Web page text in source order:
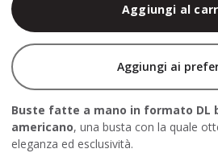
Aggiungi al
Aggiungi ai
Buste fatte a mano in formato DL
americano, una busta con la quale
eleganza ed esclusività.